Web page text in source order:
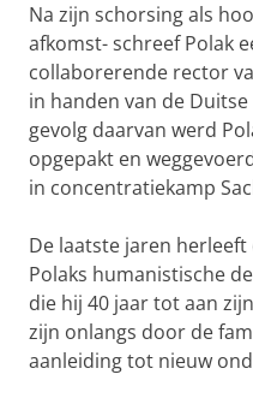
Na zijn schorsing als
afkomst- schreef Polak
collaborerende rector
in handen van de
gevolg daarvan werd
opgepakt en
in concentratiekamp
De laatste jaren
Polaks humanistische
die hij 40 jaar tot aan
zijn onlangs door de
aanleiding tot nieuw